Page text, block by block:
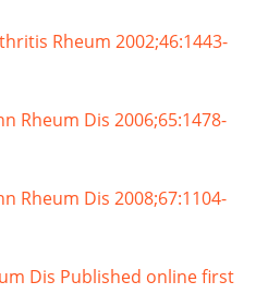
Rheum 2002;46:1443-
Rheum Dis 2006;65:1478-
Rheum Dis 2008;67:1104-
Dis Published online first